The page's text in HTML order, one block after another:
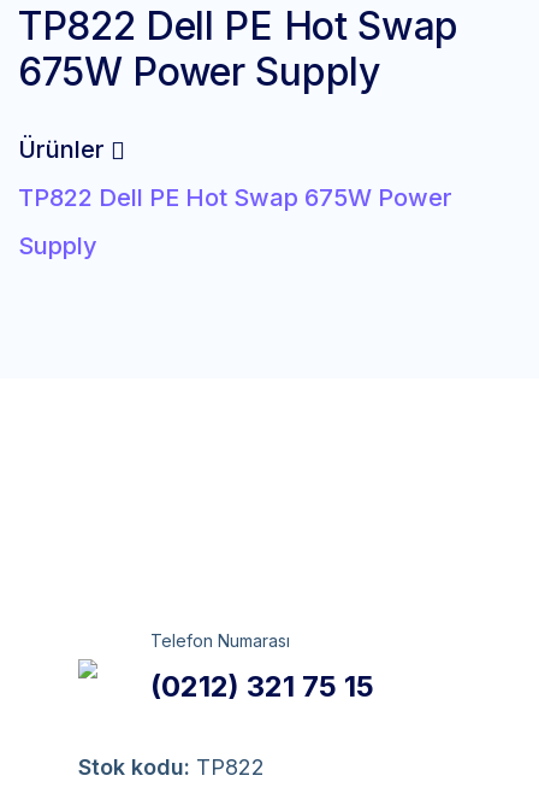
TP822 Dell PE Hot Swap
675W Power Supply
Ürünler
TP822 Dell PE Hot Swap 675W Power
Supply
Telefon Numarası
(0212) 321 75 15
Stok kodu: TP822